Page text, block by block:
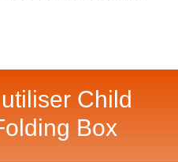
Child
Box